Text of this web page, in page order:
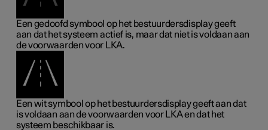
Een gedoofd symbool op het bestuurdersdisplay geeft
aan dat het systeem actief is, maar dat niet is voldaan aan
de voorwaarden voor LKA.
Een wit symbool op het bestuurdersdisplay geeft aan dat
is voldaan aan de voorwaarden voor LKA en dat het
systeem beschikbaar is.